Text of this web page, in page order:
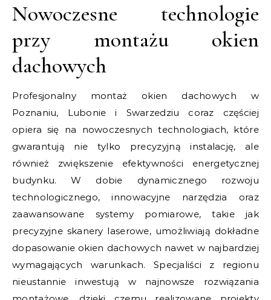
Nowoczesne technologie
przy montażu okien
dachowych
Profesjonalny montaż okien dachowych w
Poznaniu, Lubonie i Swarzedziu coraz częściej
opiera się na nowoczesnych technologiach, które
gwarantują nie tylko precyzyjną instalację, ale
również zwiększenie efektywności energetycznej
budynku. W dobie dynamicznego rozwoju
technologicznego, innowacyjne narzędzia oraz
zaawansowane systemy pomiarowe, takie jak
precyzyjne skanery laserowe, umożliwiają dokładne
dopasowanie okien dachowych nawet w najbardziej
wymagających warunkach. Specjaliści z regionu
nieustannie inwestują w najnowsze rozwiązania